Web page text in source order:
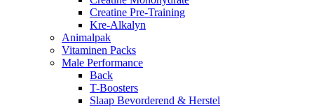
Creatine Pre-Training
Kre-Alkalyn
Animalpak
Vitaminen Packs
Male Performance
Back
T-Boosters
Slaap Bevorderend & Herstel